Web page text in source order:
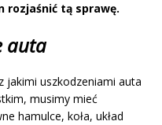
tą sprawę.
auta
jakimi uszkodzeniami auta
musimy mieć
hamulce, koła, układ